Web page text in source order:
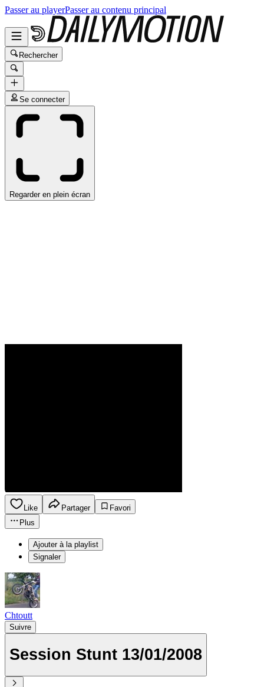
Passer au playerPasser au contenu principal
Rechercher
Se connecter
Regarder en plein écran
Like Partager
Favori
Plus
Ajouter à la playlist
Signaler
Chtoutt
Suivre
Session Stunt 13/01/2008